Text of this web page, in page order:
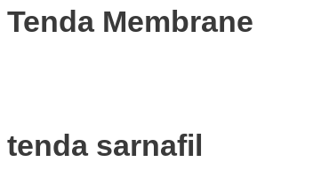
Tenda Membrane
tenda sarnafil